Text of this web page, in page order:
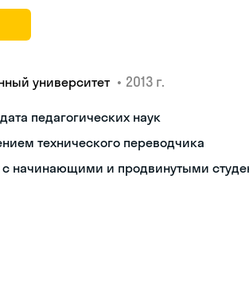
университет • 2013 г.
педагогических наук
технического переводчика
начинающими и продвинутыми